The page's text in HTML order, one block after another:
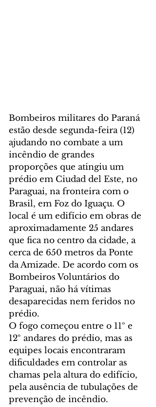
Bombeiros militares do Paraná
estão desde segunda-feira (12)
ajudando no combate a um
incêndio de grandes
proporções que atingiu um
prédio em Ciudad del Este, no
Paraguai, na fronteira com o
Brasil, em Foz do Iguaçu. O
local é um edifício em obras de
aproximadamente 25 andares
que fica no centro da cidade, a
cerca de 650 metros da Ponte
da Amizade. De acordo com os
Bombeiros Voluntários do
Paraguai, não há vítimas
desaparecidas nem feridos no
prédio.
O fogo começou entre o 11º e
12º andares do prédio, mas as
equipes locais encontraram
dificuldades em controlar as
chamas pela altura do edifício,
pela ausência de tubulações de
prevenção de incêndio.